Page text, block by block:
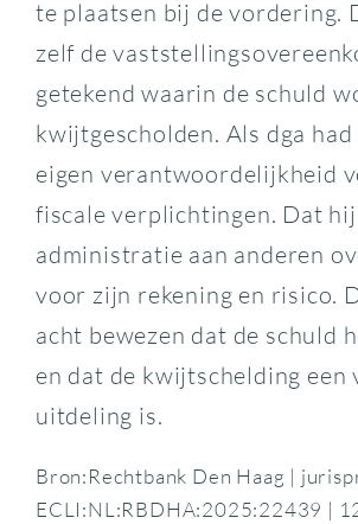
te plaatsen bij de vordering.
zelf de
getekend waarin de schuld
kwijtgescholden. Als dga had
eigen verantwoordelijkheid
fiscale verplichtingen. Dat
administratie aan anderen
voor zijn rekening en risico.
acht bewezen dat de schuld
en dat de kwijtschelding een
uitdeling is.
Bron:Rechtbank Den Haag |
ECLI:NL:RBDHA:2025:22439 |